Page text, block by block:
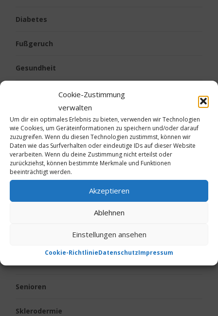
Cookie-Zustimmung
verwalten
Um dir ein optimales Erlebnis zu bieten, verwenden wir Technologien
wie Cookies, um Geräteinformationen zu speichern und/oder darauf
zuzugreifen. Wenn du diesen Technologien zustimmst, können wir
Daten wie das Surfverhalten oder eindeutige IDs auf dieser Website
verarbeiten. Wenn du deine Zustimmung nicht erteilst oder
zurückziehst, können bestimmte Merkmale und Funktionen
beeinträchtigt werden.
Akzeptieren
Ablehnen
Einstellungen ansehen
Cookie-RichtlinieDatenschutzImpressum
Diabetes
Fußgeruch
Gesundheit
Kinder
Körpergeruch
Live vom Jakobsweg
Senioren
Sklerodermie